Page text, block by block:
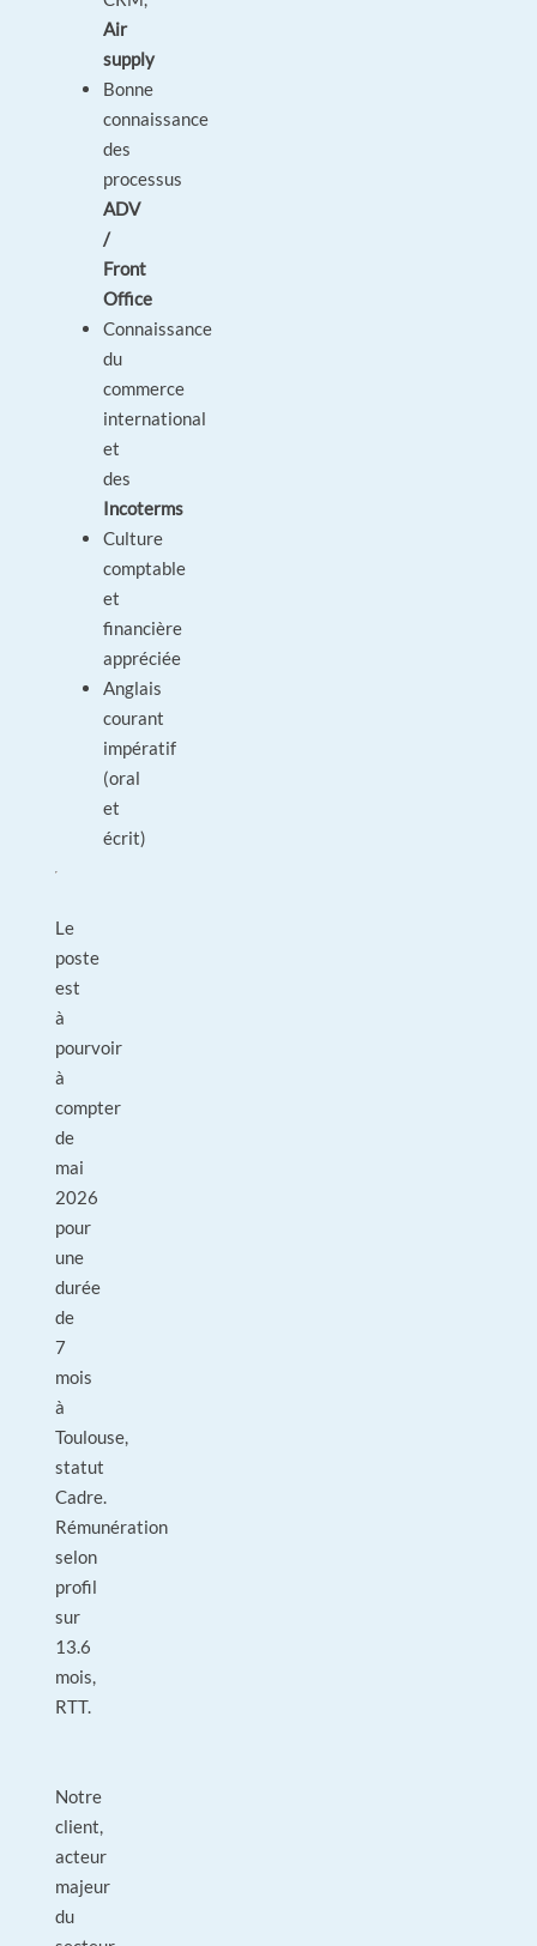
Air
supply
Bonne
connaissance
des
processus
ADV
/
Front
Office
Connaissance
du
commerce
international
et
des
Incoterms
Culture
comptable
et
financière
appréciée
Anglais
courant
impératif
(oral
et
écrit)
Le
poste
est
à
pourvoir
à
compter
de
mai
2026
pour
une
durée
de
7
mois
à
Toulouse,
statut
Cadre.
Rémunération
selon
profil
sur
13.6
mois,
RTT.
Notre
client,
acteur
majeur
du